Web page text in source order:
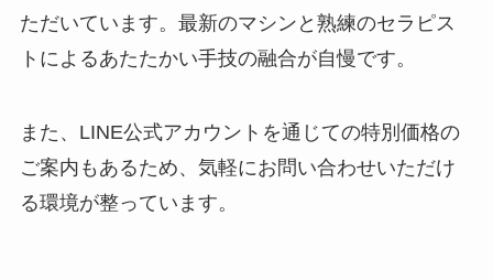
ただいています。最新のマシンと熟練のセラピス
トによるあたたかい手技の融合が自慢です。
また、LINE公式アカウントを通じての特別価格の
ご案内もあるため、気軽にお問い合わせいただけ
る環境が整っています。